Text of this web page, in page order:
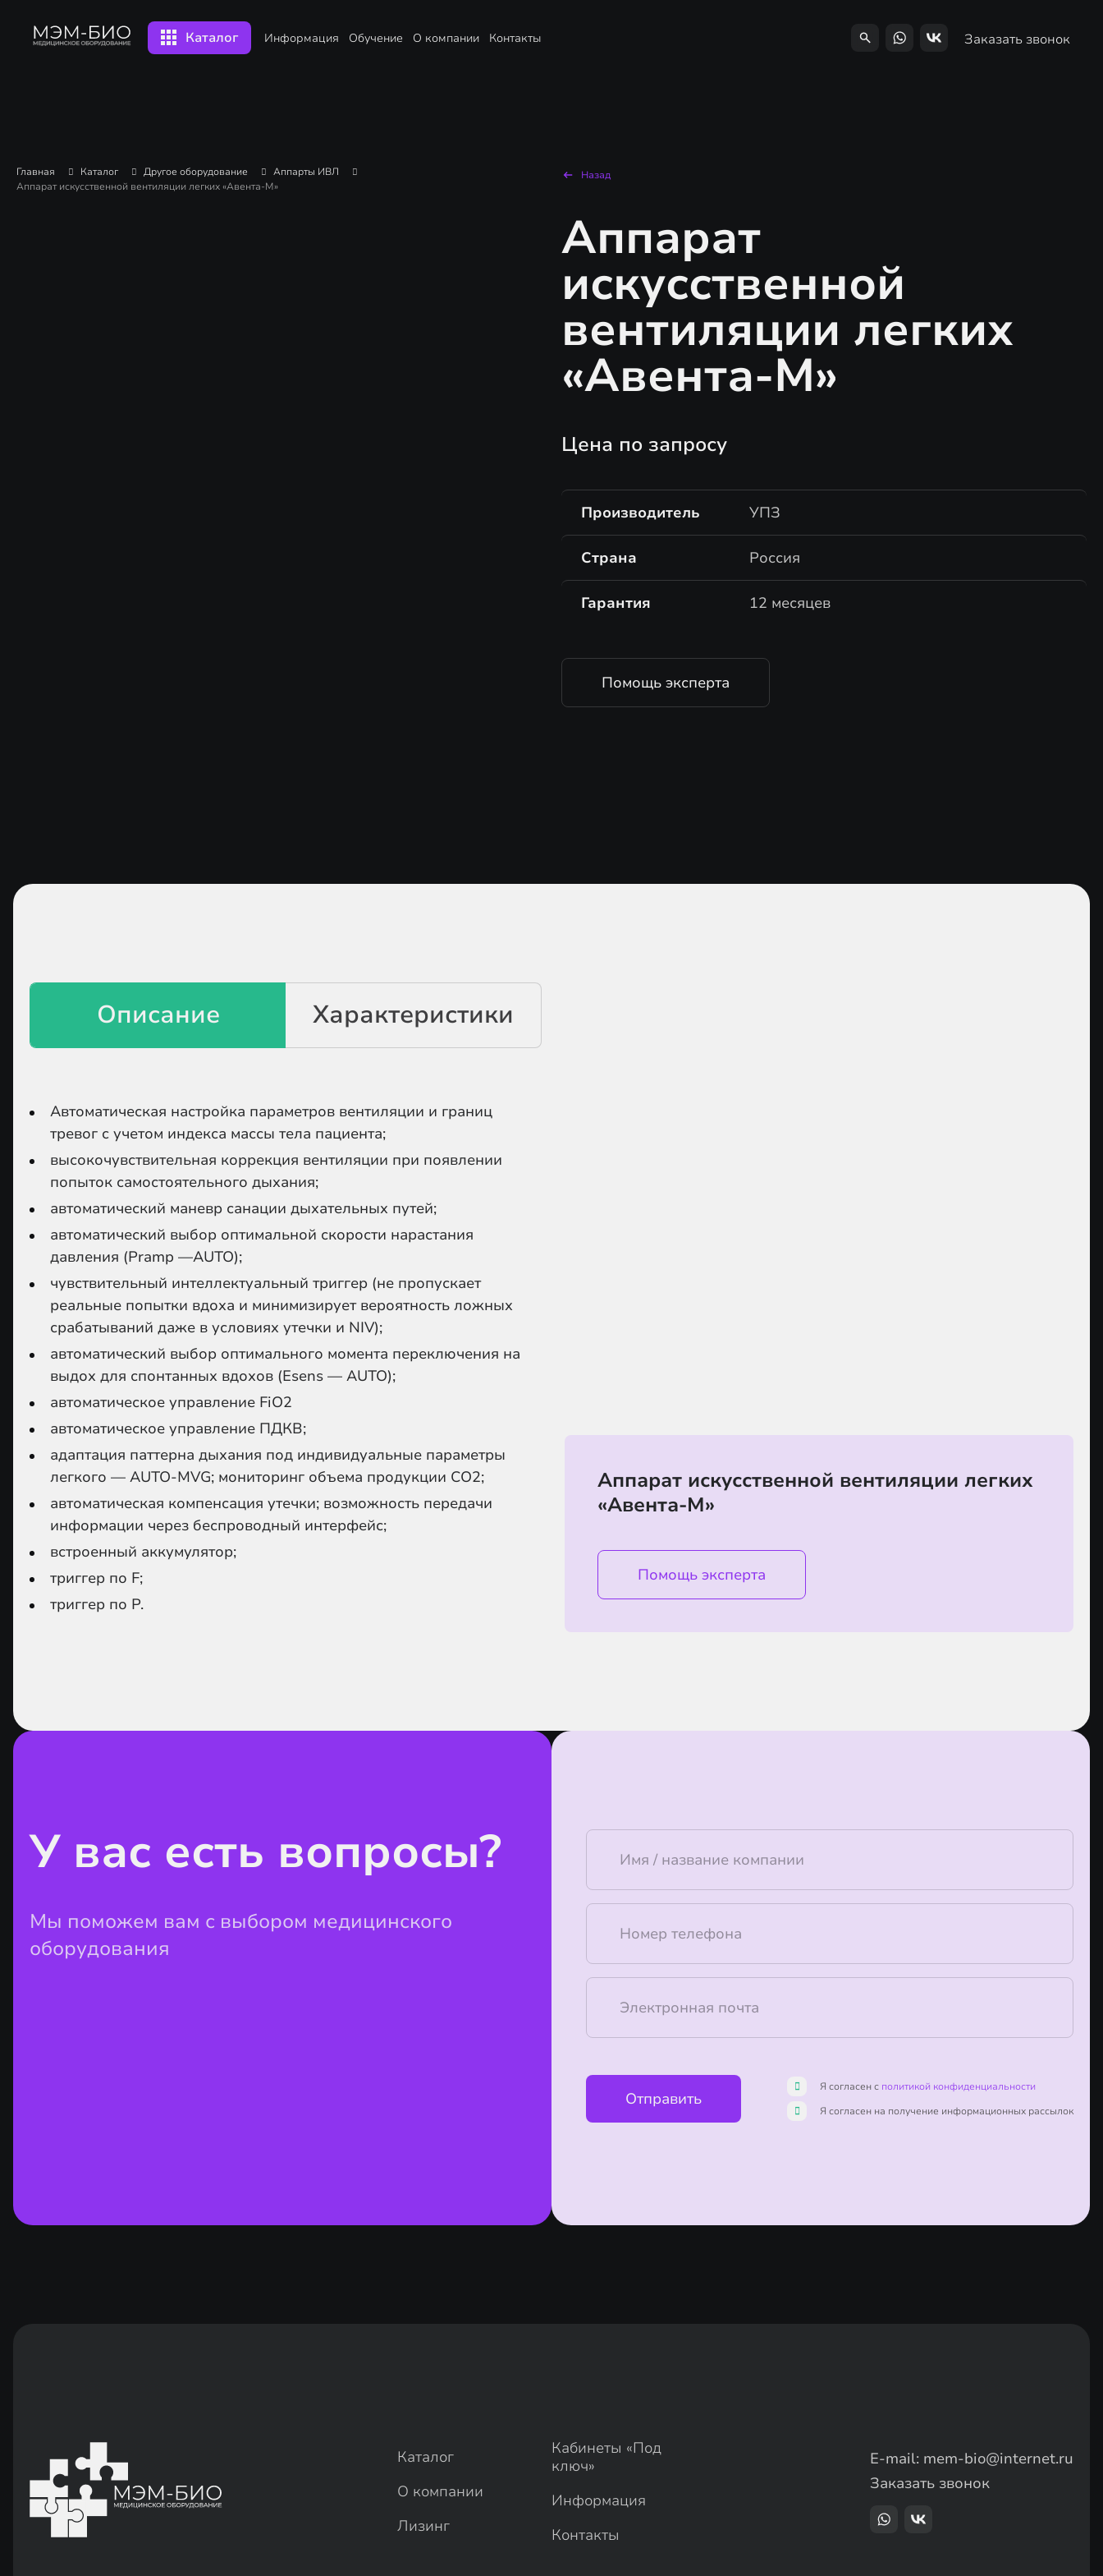
Каталог Информация Обучение О компании Контакты Заказать звонок
Главная Каталог Другое оборудование
Аппарты ИВЛ
Аппарат искусственной вентиляции легких «Авента-М»
Назад
Аппарат
искусственной
вентиляции легких
«Авента-М»
Цена по запросу
Производитель УПЗ
Страна Россия
Гарантия 12 месяцев
Помощь эксперта
Автоматическая настройка параметров вентиляции и границ
тревог c учетом индекса массы тела пациента;
высокочувствительная коррекция вентиляции при появлении
попыток самостоятельного дыхания;
автоматический маневр санации дыхательных путей;
автоматический выбор оптимальной скорости нарастания
давления (Pramp —AUTO);
чувствительный интеллектуальный триггер (не пропускает
реальные попытки вдоха и минимизирует вероятность ложных
срабатываний даже в условиях утечки и NIV);
автоматический выбор оптимального момента переключения на
выдох для спонтанных вдохов (Esens — AUTO);
автоматическое управление FiO2
автоматическое управление ПДКВ;
адаптация паттерна дыхания под индивидуальные параметры
легкого — AUTO-MVG; мониторинг объема продукции CO2;
автоматическая компенсация утечки; возможность передачи
информации через беспроводный интерфейс;
встроенный аккумулятор;
триггер по F;
триггер по Р.
Аппарат искусственной вентиляции легких
«Авента-М»
Помощь эксперта
У вас есть вопросы?
Мы поможем вам с выбором медицинского
оборудования
Отправить
Я согласен с политикой конфиденциальности
Я согласен на получение информационных рассылок
Каталог
О компании
Лизинг
Кабинеты «Под
ключ»
Информация
Контакты
E-mail: mem-bio@internet.ru
Заказать звонок